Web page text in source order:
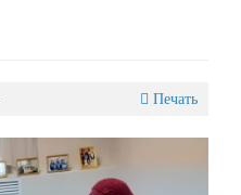
Печать